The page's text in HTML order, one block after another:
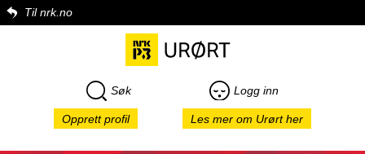
Til nrk.no
Søk Logg inn
Opprett profil Les mer om Urørt her